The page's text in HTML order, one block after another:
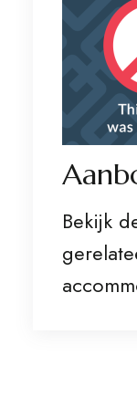
Bekijk